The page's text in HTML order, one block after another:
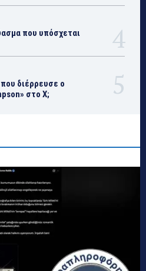
που υπόσχεται
που διέρρευσε ο
στο Χ;